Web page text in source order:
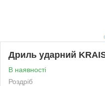
Дриль ударний
В наявності
Роздріб